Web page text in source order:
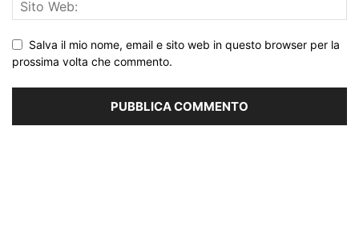
Salva il mio nome, email e sito web in questo browser per la
prossima volta che commento.